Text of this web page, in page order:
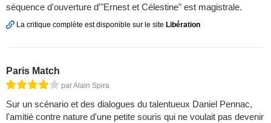
séquence d'ouverture d'"Ernest et Célestine" est magistrale.
La critique complète est disponible sur le site Libération
Paris Match
par Alain Spira
Sur un scénario et des dialogues du talentueux Daniel Pennac,
l'amitié contre nature d'une petite souris qui ne voulait pas devenir